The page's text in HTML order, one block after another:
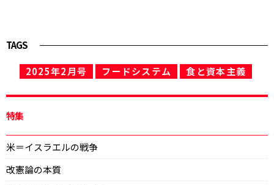
TAGS
2025年2月号 フードシステム 食と資本主義
特集
米＝イスラエルの戦争
改憲論の本質